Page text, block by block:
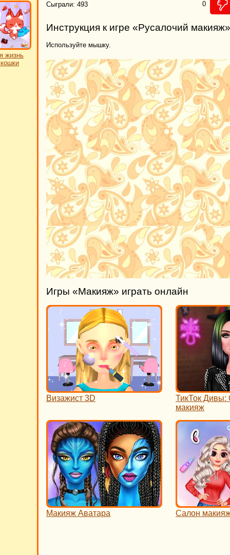
жизнь
Сыграли: 493 0
Инструкция к игре «Русалочий макияж»
Используйте мышку.
Игры «Макияж» играть онлайн
Визажист 3D
ТикТок
макияж
Макияж Аватара Салон